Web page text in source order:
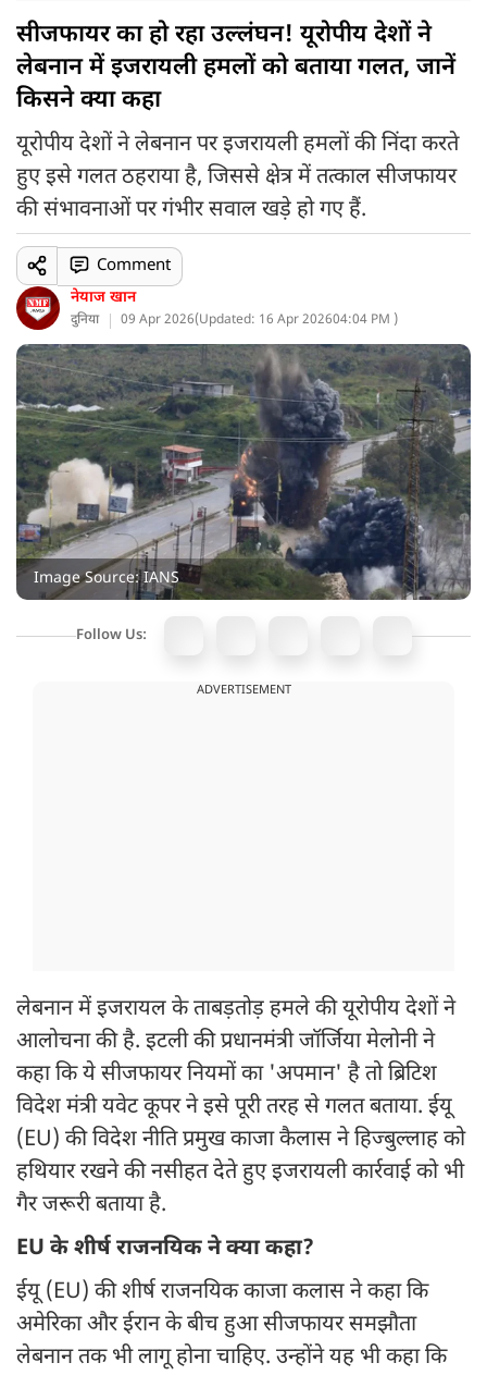
सीजफायर का हो रहा उल्लंघन! यूरोपीय देशों ने
लेबनान में इजरायली हमलों को बताया गलत, जानें
किसने क्या कहा
यूरोपीय देशों ने लेबनान पर इजरायली हमलों की निंदा करते
हुए इसे गलत ठहराया है, जिससे क्षेत्र में तत्काल सीजफायर
की संभावनाओं पर गंभीर सवाल खड़े हो गए हैं.
नेयाज खान
दुनिया 09 Apr 2026(Updated: 16 Apr 202604:04 PM )
Comment
Image Source: IANS
Follow Us:
ADVERTISEMENT
लेबनान में इजरायल के ताबड़तोड़ हमले की यूरोपीय देशों ने
आलोचना की है. इटली की प्रधानमंत्री जॉर्जिया मेलोनी ने
कहा कि ये सीजफायर नियमों का 'अपमान' है तो ब्रिटिश
विदेश मंत्री यवेट कूपर ने इसे पूरी तरह से गलत बताया. ईयू
(EU) की विदेश नीति प्रमुख काजा कैलास ने हिज्बुल्लाह को
हथियार रखने की नसीहत देते हुए इजरायली कार्रवाई को भी
गैर जरूरी बताया है.
EU के शीर्ष राजनयिक ने क्या कहा?
ईयू (EU) की शीर्ष राजनयिक काजा कलास ने कहा कि
अमेरिका और ईरान के बीच हुआ सीजफायर समझौता
लेबनान तक भी लागू होना चाहिए. उन्होंने यह भी कहा कि